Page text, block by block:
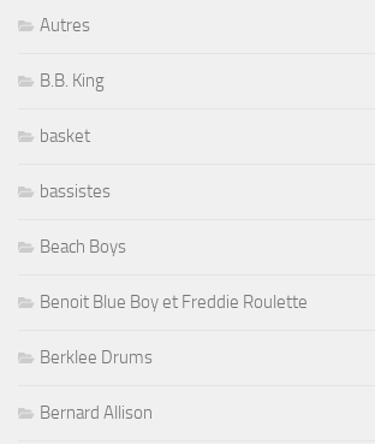
Autres
B.B. King
basket
bassistes
Beach Boys
Benoit Blue Boy et Freddie Roulette
Berklee Drums
Bernard Allison